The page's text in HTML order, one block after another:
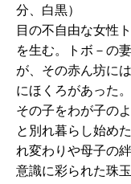
分、白黒）
目の不自由な女性
を生む。トボ－の
が、その赤ん坊に
にほくろがあった
その子をわが子の
と別れ暮らし始め
れ変わりや母子の
意識に彩られた珠玉